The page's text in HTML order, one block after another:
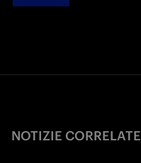
NOTIZIE CORRELATE